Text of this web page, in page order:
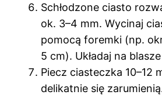
Schłodzone ciasto
ok. 3–4 mm. Wycinaj
pomocą foremki (np.
5 cm). Układaj na
Piecz ciasteczka 10–12
delikatnie się